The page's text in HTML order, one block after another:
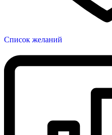
Список желаний